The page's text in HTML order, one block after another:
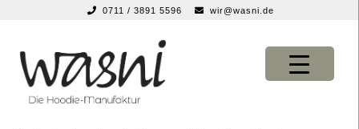
0711 / 3891 5596 wir@wasni.de
Navigation
springen
Inhalt
springen